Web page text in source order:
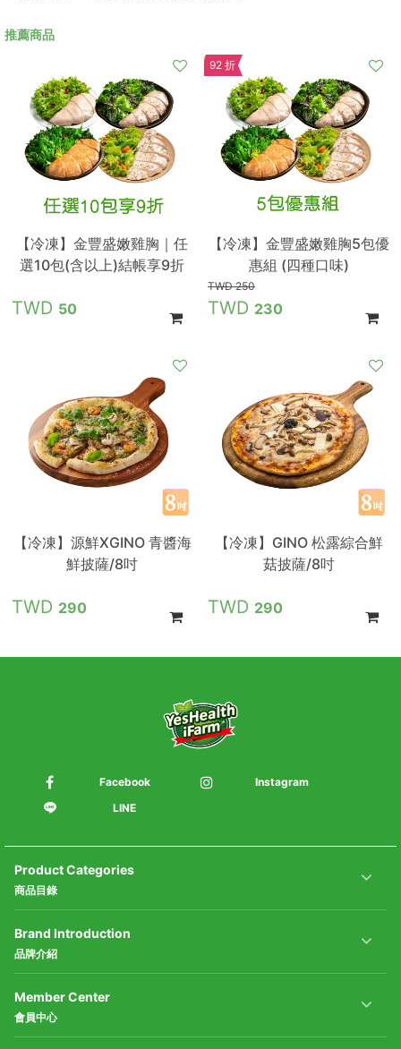
推薦商品
【冷凍】金豐盛嫩雞胸｜任
選10包(含以上)結帳享9折
50
92 折
【冷凍】金豐盛嫩雞胸5包優
惠組 (四種口味)
250
230
【冷凍】源鮮XGINO 青醬海
鮮披薩/8吋
290
【冷凍】GINO 松露綜合鮮
菇披薩/8吋
290
Facebook
Instagram
LINE
Product Categories
商品目錄
Brand Introduction
品牌介紹
Member Center
會員中心